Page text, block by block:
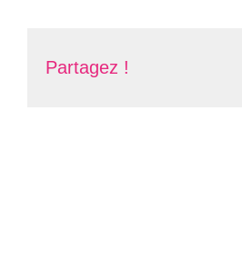
Partagez !